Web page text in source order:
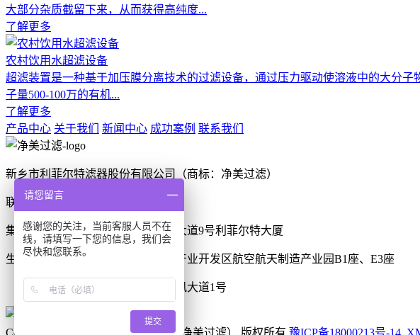
大部分杂质截留下来，从而获得高纯度...
了解更多
农村饮用水超滤设备
超滤装置是一种基于加压膜分离技术的过滤设备，通过压力驱动使溶液中的大分
子量500-100万的有机...
了解更多
产品中心 关于我们 新闻中心 成功案例 联系我们
新乡市利菲尔特滤器股份有限公司（商标：净美过滤）
联系电话：0373-2636001
集团办公地址：新乡市牧野区宏力大道9号利菲尔特大厦
生产厂区：河南省新乡市高新技术产业开发区航空航天制造产业园B1座、E3座
河南省商丘市梁园区晨风大道1号
请您留言
感谢您的关注，当前客服人员不在
线，请填写一下您的信息，我们会
尽快和您联系。
提交